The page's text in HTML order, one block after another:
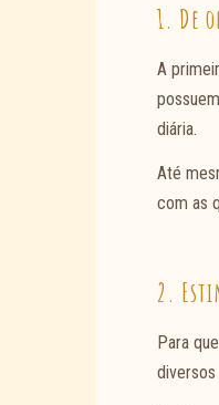
1. De
A
diária.
Até
com as
2.
Para